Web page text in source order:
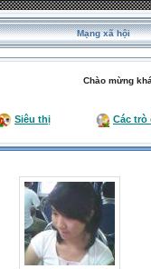
Mạng xã hội
Chào mừng
Siêu thị Các trò